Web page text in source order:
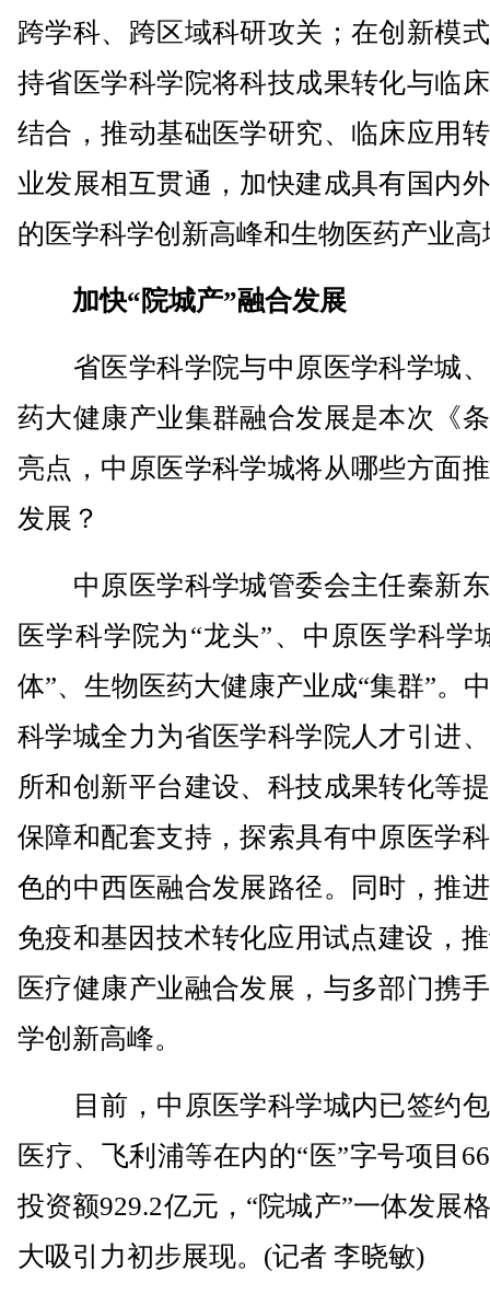
跨学科、跨区域科研攻关；在创新模
持省医学科学院将科技成果转化与临
结合，推动基础医学研究、临床应用
业发展相互贯通，加快建成具有国内
的医学科学创新高峰和生物医药产业高
加快“院城产”融合发展
省医学科学院与中原医学科学城
药大健康产业集群融合发展是本次《
亮点，中原医学科学城将从哪些方面
发展？
中原医学科学城管委会主任秦新
医学科学院为“龙头”、中原医学科学
体”、生物医药大健康产业成“集群”。
科学城全力为省医学科学院人才引进
所和创新平台建设、科技成果转化等
保障和配套支持，探索具有中原医学
色的中西医融合发展路径。同时，推
免疫和基因技术转化应用试点建设，
医疗健康产业融合发展，与多部门携
学创新高峰。
目前，中原医学科学城内已签约
医疗、飞利浦等在内的“医”字号项目
投资额929.2亿元，“院城产”一体发展
大吸引力初步展现。(记者 李晓敏)